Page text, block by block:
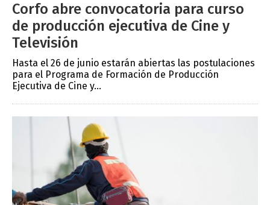
Corfo abre convocatoria para curso
de producción ejecutiva de Cine y
Televisión
Hasta el 26 de junio estarán abiertas las postulaciones
para el Programa de Formación de Producción
Ejecutiva de Cine y...